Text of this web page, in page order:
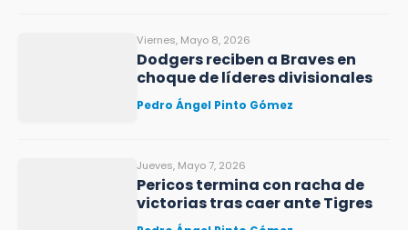
Viernes, Mayo 8, 2026
Dodgers reciben a Braves en
choque de líderes divisionales
Pedro Ángel Pinto Gómez
Jueves, Mayo 7, 2026
Pericos termina con racha de
victorias tras caer ante Tigres